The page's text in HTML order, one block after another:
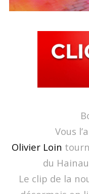
Vous
Olivier Loin
du
Le clip de la